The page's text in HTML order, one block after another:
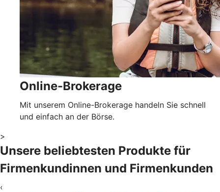
Online-Brokerage
Mit unserem Online-Brokerage handeln Sie schnell
und einfach an der Börse.
>
Unsere beliebtesten Produkte für
Firmenkundinnen und Firmenkunden
‹